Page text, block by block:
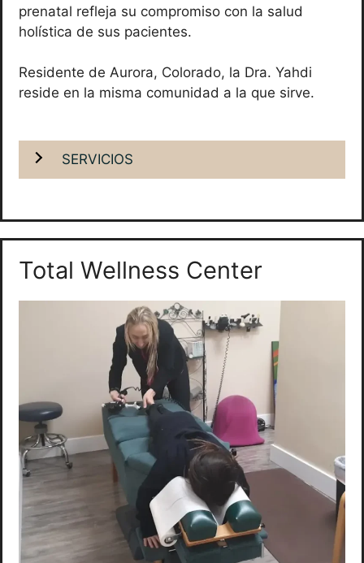
prenatal refleja su compromiso con la salud
holística de sus pacientes.
Residente de Aurora, Colorado, la Dra. Yahdi
reside en la misma comunidad a la que sirve.
SERVICIOS
Total Wellness Center